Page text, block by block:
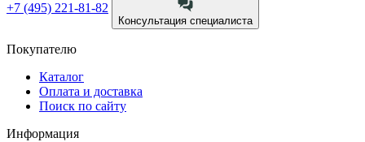
+7 (495) 221-81-82
Консультация специалиста
Покупателю
Каталог
Оплата и доставка
Поиск по сайту
Информация